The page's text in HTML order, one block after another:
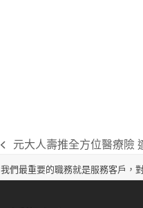
previous
post:
元大人壽推全方位醫療險
我們最重要的職務就是服務客戶，